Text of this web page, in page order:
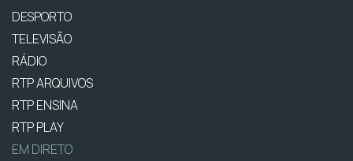
DESPORTO
TELEVISÃO
RÁDIO
RTP ARQUIVOS
RTP ENSINA
RTP PLAY
EM DIRETO